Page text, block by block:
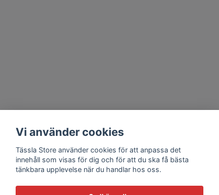
Vi använder cookies
Tässla Store använder cookies för att anpassa det
innehåll som visas för dig och för att du ska få bästa
tänkbara upplevelse när du handlar hos oss.